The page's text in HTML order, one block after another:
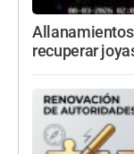
recuperar